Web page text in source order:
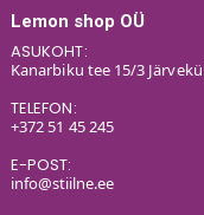
Lemon shop OÜ
ASUKOHT:
Kanarbiku tee 15/3
TELEFON:
+372 51 45 245
E-POST:
info@stiilne.ee